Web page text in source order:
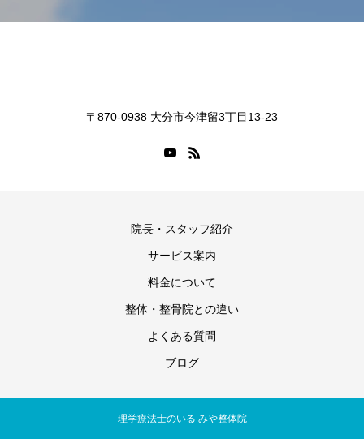
〒870-0938 大分市今津留3丁目13-23
院長・スタッフ紹介
サービス案内
料金について
整体・整骨院との違い
よくある質問
ブログ
理学療法士のいる みや整体院